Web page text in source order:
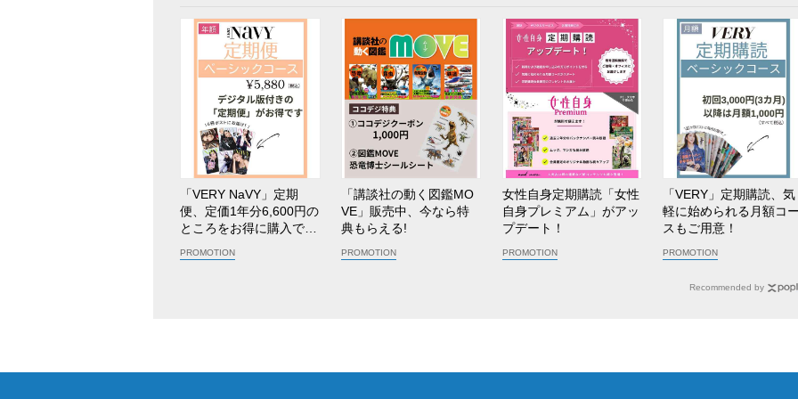
「VERY NaVY」定期
便、定価1年分6,600円の
ところをお得に購入でき
「講談社の動く図鑑MO
VE」販売中、今なら特
典もらえる!
女性自身定期購読「女性
自身プレミアム」がアッ
プデート！
「VERY」定期購読、気
軽に始められる月額コ
スもご用意！
Recommended by